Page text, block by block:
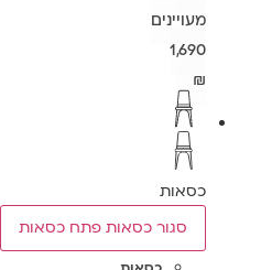
מעויינים
1,690
₪
כסאות
סגור כסאות פתח כסאות